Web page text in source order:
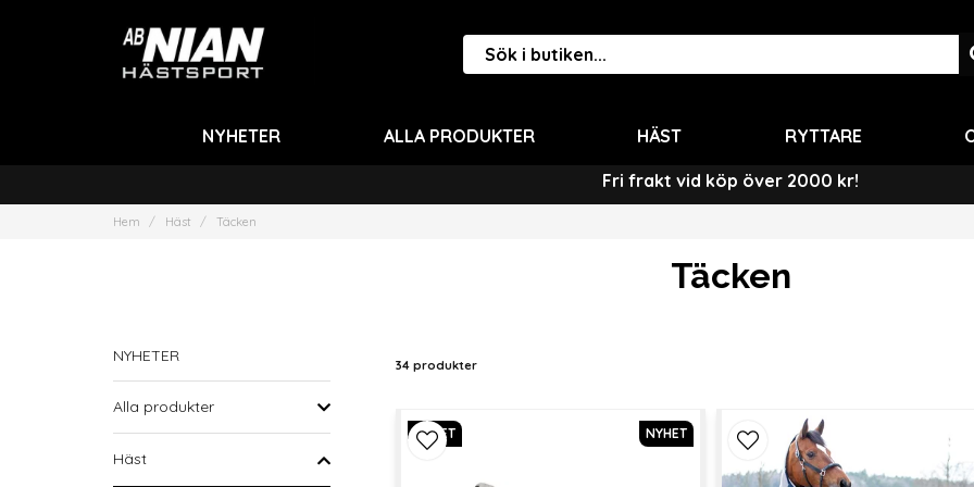
NYHETER ALLA PRODUKTER HÄST RYTTARE
Fri frakt vid köp över 2000 kr!
Hem Häst Täcken
Täcken
NYHETER
Alla produkter
Häst
34 produkter
NYHET NYHET